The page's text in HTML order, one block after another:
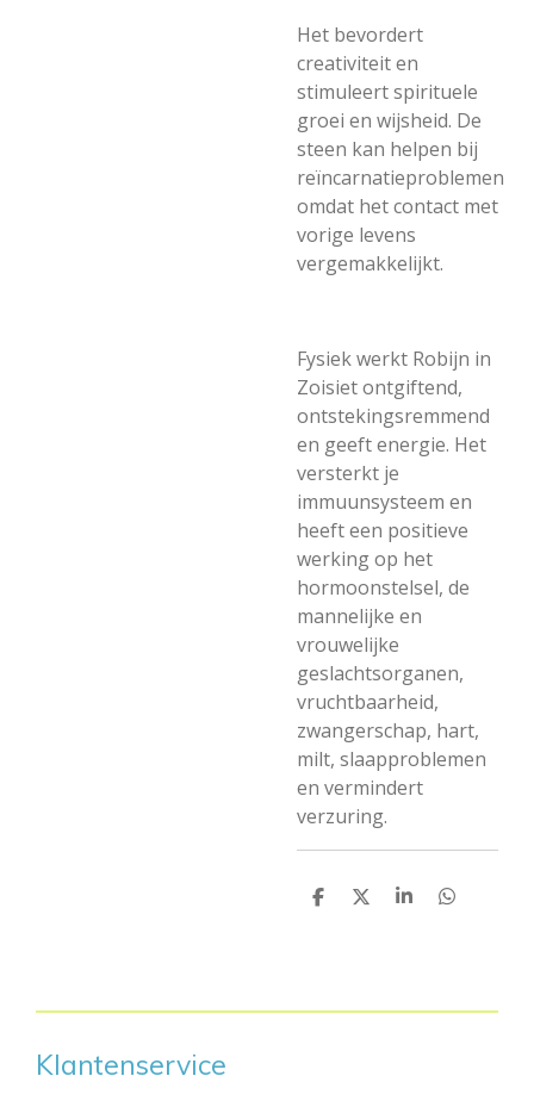
Het bevordert
creativiteit en
stimuleert spirituele
groei en wijsheid. De
steen kan helpen bij
reïncarnatieproblemen
omdat het contact met
vorige levens
vergemakkelijkt.
Fysiek werkt Robijn in
Zoisiet ontgiftend,
ontstekingsremmend
en geeft energie. Het
versterkt je
immuunsysteem en
heeft een positieve
werking op het
hormoonstelsel, de
mannelijke en
vrouwelijke
geslachtsorganen,
vruchtbaarheid,
zwangerschap, hart,
milt, slaapproblemen
en vermindert
verzuring.
D
D
S
D
Klantenservice